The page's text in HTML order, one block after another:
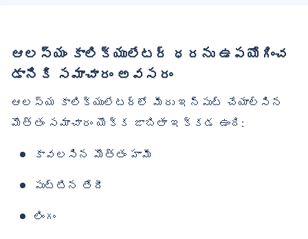
ఆలస్యం కాలిక్యులేటర్ ధరను ఉపయోగించ
డానికి సమాచారం అవసరం
ఆలస్య కాలిక్యులేటర్‌లో మీరు ఇన్‌పుట్ చేయాల్సిన
మొత్తం సమాచారం యొక్క జాబితా ఇక్కడ ఉంది:
కావలసిన మొత్తం హామీ
పుట్టిన తేదీ
లింగం